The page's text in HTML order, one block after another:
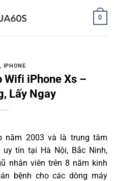
0
, IPHONE
Wifi iPhone Xs –
Lấy Ngay
năm 2003 và là trung tâm
tín tại Hà Nội, Bắc Ninh,
nhân viên trên 8 năm kinh
bệnh cho các dòng máy